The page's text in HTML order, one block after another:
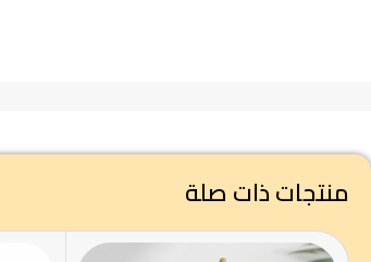
منتجات ذات صلة